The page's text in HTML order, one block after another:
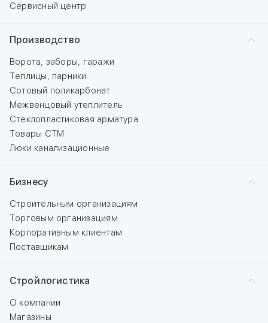
Сервисный центр
Производство
Ворота, заборы, гаражи
Теплицы, парники
Сотовый поликарбонат
Межвенцовый утеплитель
Стеклопластиковая арматура
Товары СТМ
Люки канализационные
Бизнесу
Строительным организациям
Торговым организациям
Корпоративным клиентам
Поставщикам
Стройлогистика
О компании
Магазины